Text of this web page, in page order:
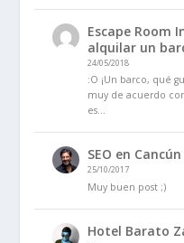
Escape Room
alquilar un
24/05/2018
:O ¡Un barco, qué
muy de acuerdo
es…
SEO en Cancún
25/10/2017
Muy buen post ;)
Hotel Barato